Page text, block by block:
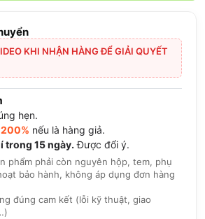
KHI NHẬN HÀNG ĐỂ GIẢI QUYẾT
hẹn.
200% nếu là hàng giả.
trong 15 ngày. Được đổi ý.
phẩm phải còn nguyên hộp, tem, phụ
bảo hành, không áp dụng đơn hàng
đúng cam kết (lỗi kỹ thuật, giao